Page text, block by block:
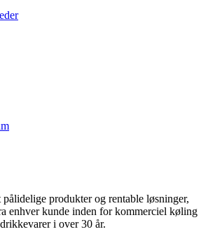
produkter og rentable løsninger,
enhver kunde inden for kommerciel køling
i over 30 år.